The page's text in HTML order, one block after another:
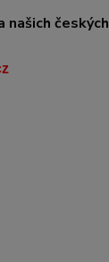
našich českých